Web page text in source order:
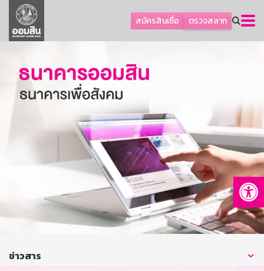
สมัครสินเชื่อ ตรวจสลาก
ลูกค้าธุรกิจ
ลูกค้าผู้ประกอบรายย่อย
ออมเพื่อสุข
เกี่ยวกับธนาคาร
การพัฒนาที่ยั่งยืน
บริการทางการเงิน
ติดต่อเรา
บริการออนไลน์
ข่าวสาร